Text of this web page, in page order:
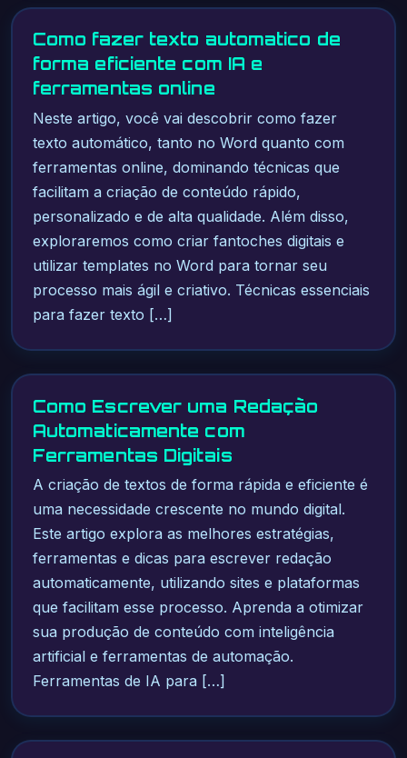
Como fazer texto automatico de
forma eficiente com IA e
ferramentas online
Neste artigo, você vai descobrir como fazer
texto automático, tanto no Word quanto com
ferramentas online, dominando técnicas que
facilitam a criação de conteúdo rápido,
personalizado e de alta qualidade. Além disso,
exploraremos como criar fantoches digitais e
utilizar templates no Word para tornar seu
processo mais ágil e criativo. Técnicas essenciais
para fazer texto […]
Como Escrever uma Redação
Automaticamente com
Ferramentas Digitais
A criação de textos de forma rápida e eficiente é
uma necessidade crescente no mundo digital.
Este artigo explora as melhores estratégias,
ferramentas e dicas para escrever redação
automaticamente, utilizando sites e plataformas
que facilitam esse processo. Aprenda a otimizar
sua produção de conteúdo com inteligência
artificial e ferramentas de automação.
Ferramentas de IA para […]